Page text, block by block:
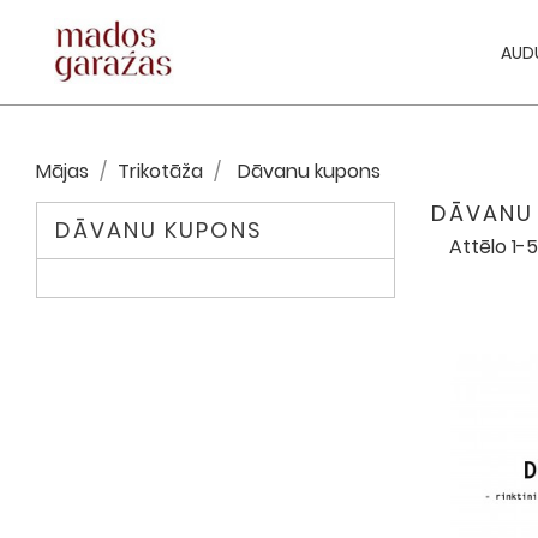
Mājas Trikotāža Dāvanu kupons
DĀVANU KUPONS
Attēlo 1-